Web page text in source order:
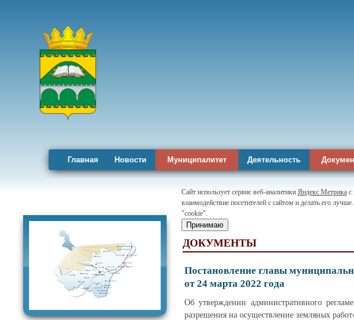
Главная Новости Муниципалитет Деятельность
Сайт использует сервис веб-аналитики Яндекс Метрика с
взаимодействие посетителей с сайтом и делать его
"cookie".
Принимаю
ДОКУМЕНТЫ
Постановление главы
от 24 марта 2022 года
Об утверждении административного
разрешения на осуществление земляных